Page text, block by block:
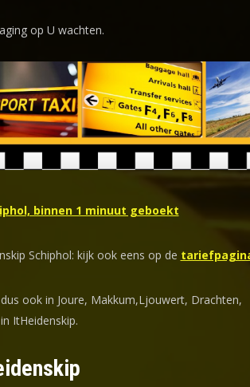
op U wachten.
binnen 1 minuut geboekt
Schiphol: kijk ook eens op de
ook in Joure, Makkum,Ljouwert, Drachten,
ItHeidenskip.